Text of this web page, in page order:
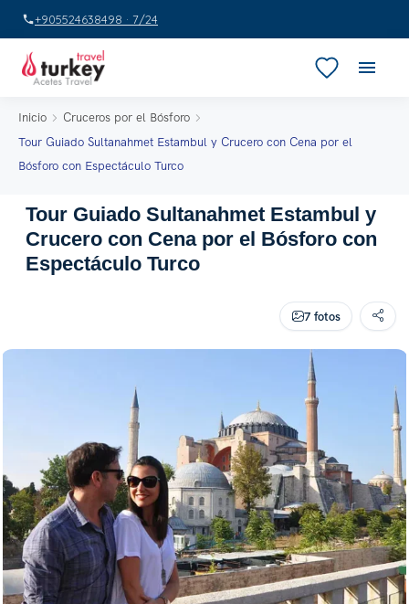
+905524638498 · 7/24
Inicio
Cruceros por el Bósforo
Tour Guiado Sultanahmet Estambul y Crucero con Cena por el
Bósforo con Espectáculo Turco
Tour Guiado Sultanahmet Estambul y
Crucero con Cena por el Bósforo con
Espectáculo Turco
7 fotos